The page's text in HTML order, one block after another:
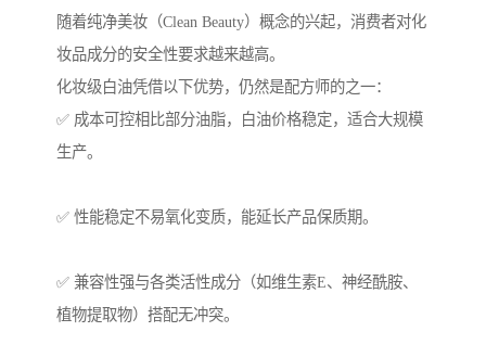
随着纯净美妆（Clean Beauty）概念的兴起，消费者对化
妆品成分的安全性要求越来越高。
化妆级白油凭借以下优势，仍然是配方师的之一：
✅ 成本可控相比部分油脂，白油价格稳定，适合大规模
生产。
✅ 性能稳定不易氧化变质，能延长产品保质期。
✅ 兼容性强与各类活性成分（如维生素E、神经酰胺、
植物提取物）搭配无冲突。